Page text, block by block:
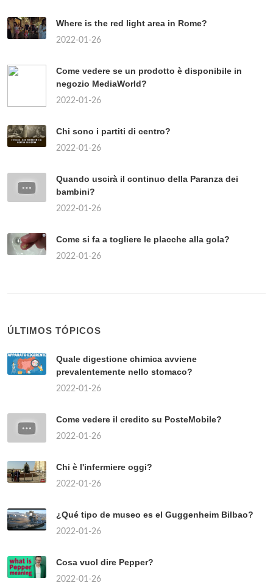
Where is the red light area in Rome?
2022-01-26
Come vedere se un prodotto è disponibile in
negozio MediaWorld?
2022-01-26
Chi sono i partiti di centro?
2022-01-26
Quando uscirà il continuo della Paranza dei
bambini?
2022-01-26
Come si fa a togliere le placche alla gola?
2022-01-26
ÚLTIMOS TÓPICOS
Quale digestione chimica avviene
prevalentemente nello stomaco?
2022-01-26
Come vedere il credito su PosteMobile?
2022-01-26
Chi è l'infermiere oggi?
2022-01-26
¿Qué tipo de museo es el Guggenheim Bilbao?
2022-01-26
Cosa vuol dire Pepper?
2022-01-26